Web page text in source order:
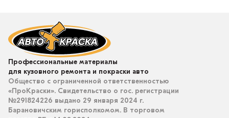
Профессиональные материалы
для кузовного ремонта и покраски авто
Общество с ограниченной ответственностью
«ПроКраски». Свидетельство о гос. регистрации
№291824226 выдано 29 января 2024 г.
Барановичским горисполкомом. В торговом